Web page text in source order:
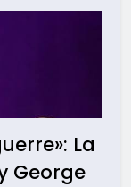
La
George